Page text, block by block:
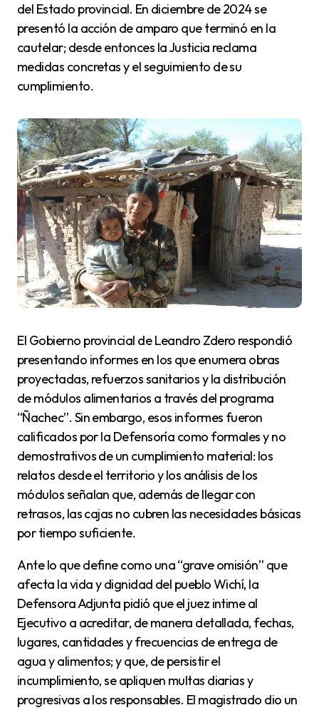
del Estado provincial. En diciembre de 2024 se
presentó la acción de amparo que terminó en la
cautelar; desde entonces la Justicia reclama
medidas concretas y el seguimiento de su
cumplimiento.
El Gobierno provincial de Leandro Zdero respondió
presentando informes en los que enumera obras
proyectadas, refuerzos sanitarios y la distribución
de módulos alimentarios a través del programa
“Ñachec”. Sin embargo, esos informes fueron
calificados por la Defensoría como formales y no
demostrativos de un cumplimiento material: los
relatos desde el territorio y los análisis de los
módulos señalan que, además de llegar con
retrasos, las cajas no cubren las necesidades básicas
por tiempo suficiente.
Ante lo que define como una “grave omisión” que
afecta la vida y dignidad del pueblo Wichí, la
Defensora Adjunta pidió que el juez intime al
Ejecutivo a acreditar, de manera detallada, fechas,
lugares, cantidades y frecuencias de entrega de
agua y alimentos; y que, de persistir el
incumplimiento, se apliquen multas diarias y
progresivas a los responsables. El magistrado dio un